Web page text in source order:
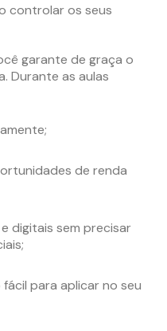
controlar os seus
garante de graça o
Durante as aulas
de renda
digitais sem precisar
para aplicar no seu